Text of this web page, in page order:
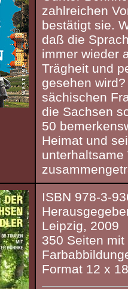
zahlreichen
bestätigt sie.
daß die
immer wieder
Trägheit und
gesehen
sächischen
die Sachsen
50
Heimat und
unterhaltsame
ISBN 978-3-
Leipzig, 2009
350 Seiten
Format 12 x